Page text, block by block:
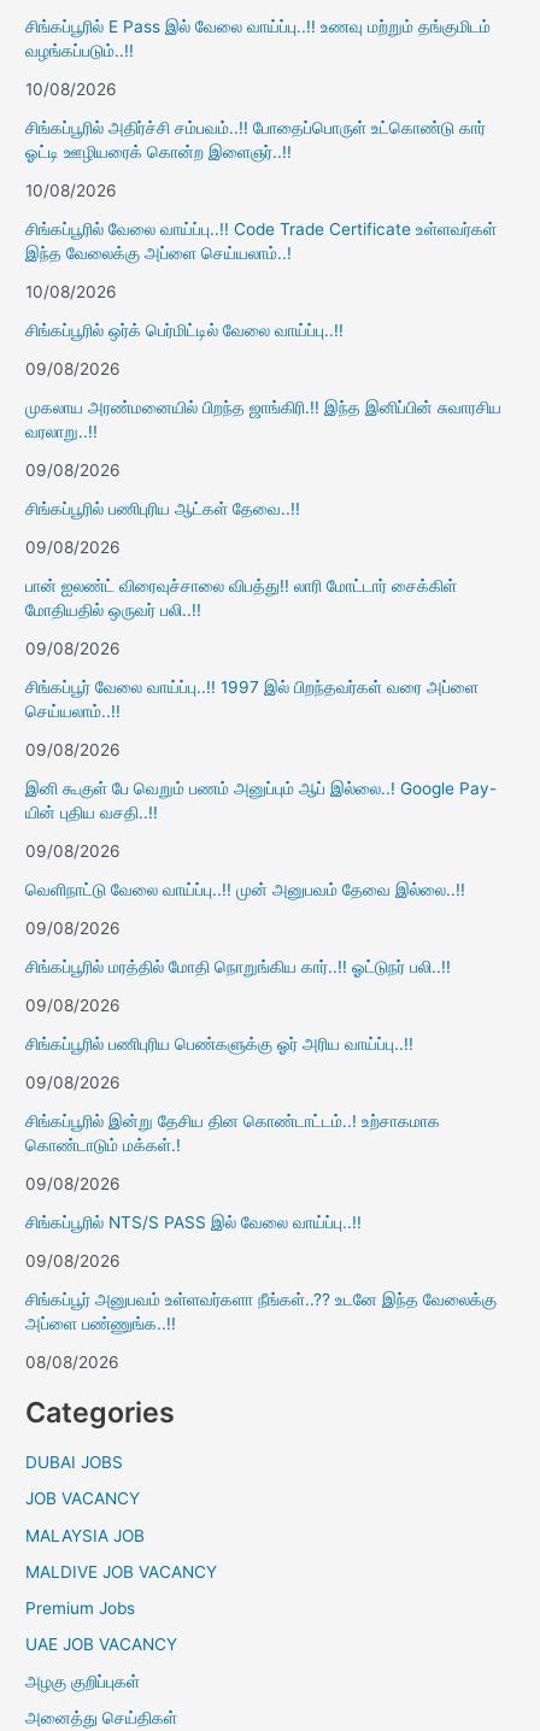
சிங்கப்பூரில் E Pass இல் வேலை வாய்ப்பு..!! உணவு மற்றும் தங்குமிடம்
வழங்கப்படும்..!!
10/08/2026
சிங்கப்பூரில் அதிர்ச்சி சம்பவம்..!! போதைப்பொருள் உட்கொண்டு கார்
ஓட்டி ஊழியரைக் கொன்ற இளைஞர்..!!
10/08/2026
சிங்கப்பூரில் வேலை வாய்ப்பு..!! Code Trade Certificate உள்ளவர்கள்
இந்த வேலைக்கு அப்ளை செய்யலாம்..!
10/08/2026
சிங்கப்பூரில் ஒர்க் பெர்மிட்டில் வேலை வாய்ப்பு..!!
09/08/2026
முகலாய அரண்மனையில் பிறந்த ஜாங்கிரி.!! இந்த இனிப்பின் சுவாரசிய
வரலாறு..!!
09/08/2026
சிங்கப்பூரில் பணிபுரிய ஆட்கள் தேவை..!!
09/08/2026
பான் ஐலண்ட் விரைவுச்சாலை விபத்து!! லாரி மோட்டார் சைக்கிள்
மோதியதில் ஒருவர் பலி..!!
09/08/2026
சிங்கப்பூர் வேலை வாய்ப்பு..!! 1997 இல் பிறந்தவர்கள் வரை அப்ளை
செய்யலாம்..!!
09/08/2026
இனி கூகுள் பே வெறும் பணம் அனுப்பும் ஆப் இல்லை..! Google Pay-
யின் புதிய வசதி..!!
09/08/2026
வெளிநாட்டு வேலை வாய்ப்பு..!! முன் அனுபவம் தேவை இல்லை..!!
09/08/2026
சிங்கப்பூரில் மரத்தில் மோதி நொறுங்கிய கார்..!! ஓட்டுநர் பலி..!!
09/08/2026
சிங்கப்பூரில் பணிபுரிய பெண்களுக்கு ஓர் அரிய வாய்ப்பு..!!
09/08/2026
சிங்கப்பூரில் இன்று தேசிய தின கொண்டாட்டம்..! உற்சாகமாக
கொண்டாடும் மக்கள்.!
09/08/2026
சிங்கப்பூரில் NTS/S PASS இல் வேலை வாய்ப்பு..!!
09/08/2026
சிங்கப்பூர் அனுபவம் உள்ளவர்களா நீங்கள்..?? உடனே இந்த வேலைக்கு
அப்ளை பண்ணுங்க..!!
08/08/2026
Categories
DUBAI JOBS
JOB VACANCY
MALAYSIA JOB
MALDIVE JOB VACANCY
Premium Jobs
UAE JOB VACANCY
அழகு குறிப்புகள்
அனைத்து செய்திகள்